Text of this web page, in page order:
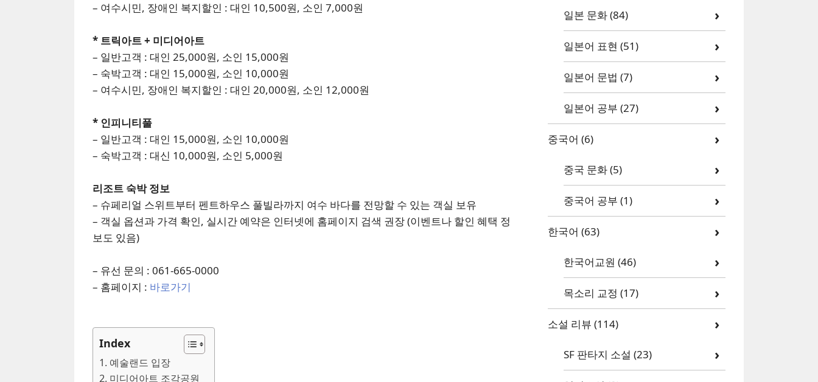
– 여수시민, 장애인 복지할인 : 대인 10,500원, 소인 7,000원
* 트릭아트 + 미디어아트
– 일반고객 : 대인 25,000원, 소인 15,000원
– 숙박고객 : 대인 15,000원, 소인 10,000원
– 여수시민, 장애인 복지할인 : 대인 20,000원, 소인 12,000원
* 인피니티풀
– 일반고객 : 대인 15,000원, 소인 10,000원
– 숙박고객 : 대신 10,000원, 소인 5,000원
리조트 숙박 정보
– 슈페리얼 스위트부터 펜트하우스 풀빌라까지 여수 바다를 전망할 수 있는 객실 보유
– 객실 옵션과 가격 확인, 실시간 예약은 인터넷에 홈페이지 검색 권장 (이벤트나 할인 혜택 정
보도 있음)
– 유선 문의 : 061-665-0000
– 홈페이지 : 바로가기
Index
1. 예술랜드 입장
2. 미디어아트 조각공원
일본 문화(84)
일본어 표현 (51)
일본어 문법 (7)
일본어 공부 (27)
중국어 (6)
중국 문화(5)
중국어 공부 (1)
한국어 (63)
한국어교원 (46)
목소리 교정 (17)
소설 리뷰 (114)
SF 판타지 소설 (23)